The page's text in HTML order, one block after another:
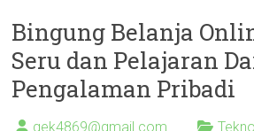
Bingung Belanja
Seru dan Pelajaran
Pengalaman Pribadi
gek4869@gmail.com